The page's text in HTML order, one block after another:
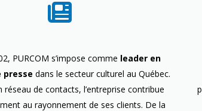
PURCOM s’impose comme leader en
presse dans le secteur culturel au Québec.
réseau de contacts, l’entreprise contribue
au rayonnement de ses clients. De la